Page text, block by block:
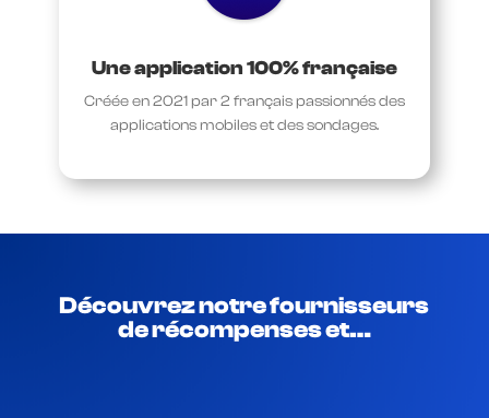
Une application 100% française
Créée en 2021 par 2 français passionnés des
applications mobiles et des sondages.
Découvrez notre fournisseurs
de récompenses et…